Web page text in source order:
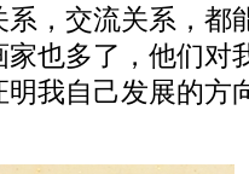
，交流关系，都
也多了，他们对
我自己发展的方